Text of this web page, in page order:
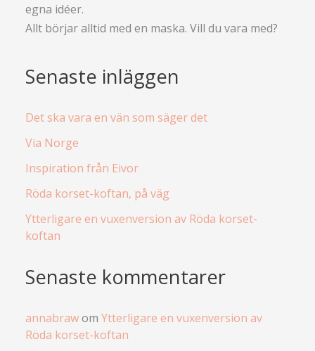
egna idéer.
Allt börjar alltid med en maska. Vill du vara med?
Senaste inläggen
Det ska vara en vän som säger det
Via Norge
Inspiration från Eivor
Röda korset-koftan, på väg
Ytterligare en vuxenversion av Röda korset-
koftan
Senaste kommentarer
annabrawom Ytterligare en vuxenversion av
Röda korset-koftan